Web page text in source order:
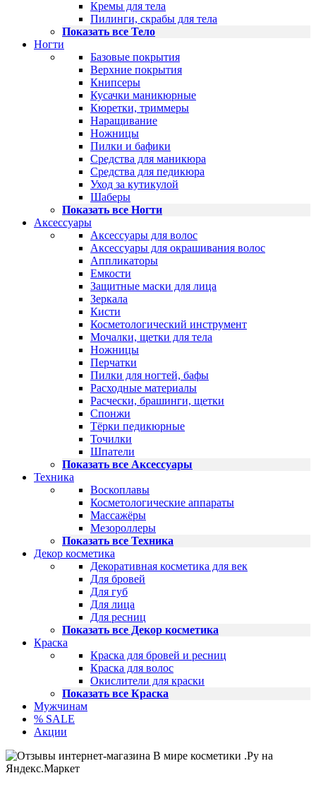
Кремы для тела
Пилинги, скрабы для тела
Показать все Тело
Ногти
Базовые покрытия
Верхние покрытия
Книпсеры
Кусачки маникюрные
Кюретки, триммеры
Наращивание
Ножницы
Пилки и бафики
Средства для маникюра
Средства для педикюра
Уход за кутикулой
Шаберы
Показать все Ногти
Аксессуары
Аксессуары для волос
Аксессуары для окрашивания волос
Аппликаторы
Емкости
Защитные маски для лица
Зеркала
Кисти
Косметологический инструмент
Мочалки, щетки для тела
Ножницы
Перчатки
Пилки для ногтей, бафы
Расходные материалы
Расчески, брашинги, щетки
Спонжи
Тёрки педикюрные
Точилки
Шпатели
Показать все Аксессуары
Техника
Воскоплавы
Косметологические аппараты
Массажёры
Мезороллеры
Показать все Техника
Декор косметика
Декоративная косметика для век
Для бровей
Для губ
Для лица
Для ресниц
Показать все Декор косметика
Краска
Краска для бровей и ресниц
Краска для волос
Окислители для краски
Показать все Краска
Мужчинам
% SALE
Акции